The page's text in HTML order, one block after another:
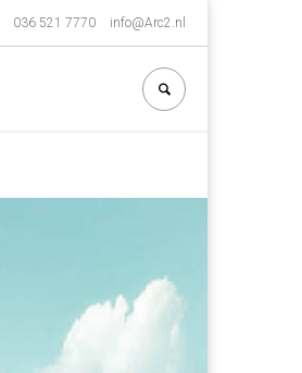
036 521 7770 info@Arc2.nl